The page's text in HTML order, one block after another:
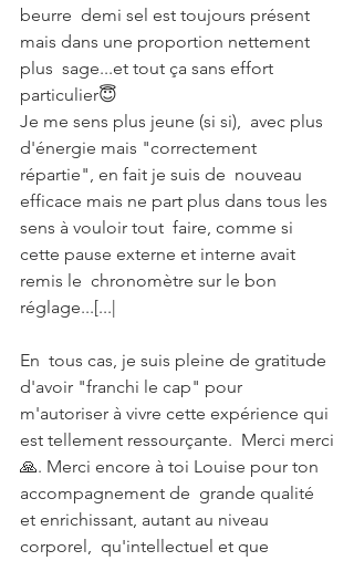
beurre  demi sel est toujours présent
mais dans une proportion nettement
plus  sage...et tout ça sans effort
particulier😇
Je me sens plus jeune (si si),  avec plus
d'énergie mais "correctement
répartie", en fait je suis de  nouveau
efficace mais ne part plus dans tous les
sens à vouloir tout  faire, comme si
cette pause externe et interne avait
remis le  chronomètre sur le bon
réglage...[...|
En  tous cas, je suis pleine de gratitude
d'avoir "franchi le cap" pour
m'autoriser à vivre cette expérience qui
est tellement ressourçante.  Merci merci
🙏. Merci encore à toi Louise pour ton
accompagnement de  grande qualité
et enrichissant, autant au niveau
corporel,  qu'intellectuel et que